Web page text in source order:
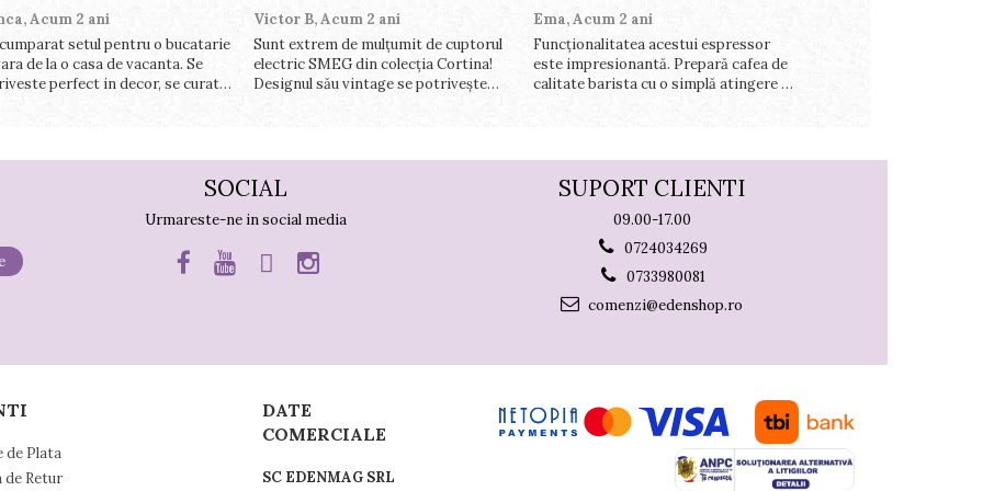
Acum 2 ani
setul pentru o bucatarie
de la o casa de vacanta. Se
perfect in decor, se curata
Victor B,Acum 2 ani
Sunt extrem de mulțumit de cuptorul
electric SMEG din colecția Cortina!
Designul său vintage se potrivește
Ema,Acum 2 ani
Funcționalitatea acestui espressor
este impresionantă. Prepară cafea de
calitate barista cu o simplă atingere de
de cafea pentru a sa...
gospodărie!
SOCIAL
Urmareste-ne in social media
SUPORT CLIENTI
09.00-17.00
0724034269
0733980081
comenzi@edenshop.ro
de Plata
de Retur
DATE
COMERCIALE
SC EDENMAG SRL